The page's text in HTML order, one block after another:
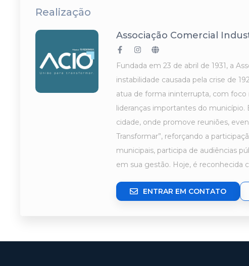
Realização
Associação Comercial
Fundada em 23 de abril de 1931, a
instabilidade causada pela crise de
atua de forma ininterrupta, com foco
lideranças importantes do
cidade, onde promove reuniões,
Transformar”, reforçando a
municipais, participa de audiências
em sua gestão. Hoje, é reconhecida
ENTRAR EM CONTATO